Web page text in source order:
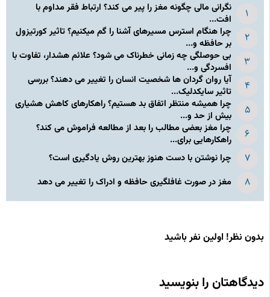
نگرانی مالی چگونه مغز را پیر می کند؟ ارتباط فقر مداوم با
افت...
چرا هنگام استرس مسیرهای آشنا را گم میکنیم؟ تاثیر کورتیزول
بر حافظه و...
بی حوصلگی چه زمانی خطرناک می شود؟ علائم هشدار، تفاوت با
افسردگی و...
آیا روان گردان ها شخصیت انسان را تغییر می دهند؟ بررسی
تاثیر سایکدلیک...
چرا همیشه منتظر اتفاق بد هستیم؟ راهکارهای کاهش هشیاری
بیش از حد و...
چرا مغز بعضی مطالب را بعد از مطالعه فراموش می کند؟
راهکارهایی برای...
چرا نوشتن با دست هنوز بهترین روش یادگیری است؟
مغز در صورت غافلگیری حافظه و ادراک را تغییر می دهد
بدون نظر! اولین نفر باشید
دیدگاهتان را بنویسید